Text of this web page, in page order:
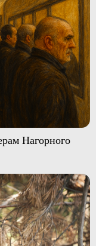
Нагорного